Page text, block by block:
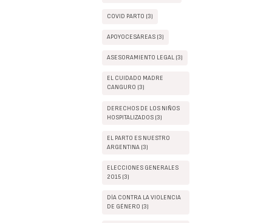
COVID PARTO (3)
APOYOCESÁREAS (3)
ASESORAMIENTO LEGAL (3)
EL CUIDADO MADRE
CANGURO (3)
DERECHOS DE LOS NIÑOS
HOSPITALIZADOS (3)
EL PARTO ES NUESTRO
ARGENTINA (3)
ELECCIONES GENERALES
2015 (3)
DÍA CONTRA LA VIOLENCIA
DE GÉNERO (3)